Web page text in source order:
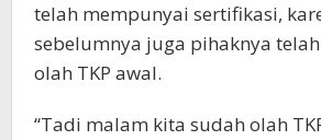
telah mempunyai sertifikasi,
sebelumnya juga pihaknya
olah TKP awal.
“Tadi malam kita sudah olah